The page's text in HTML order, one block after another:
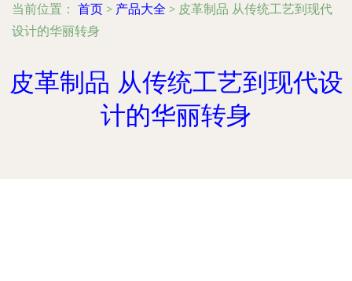
当前位置： 首页 > 产品大全 > 皮革制品 从传统工艺到现代
设计的华丽转身
皮革制品 从传统工艺到现代设
计的华丽转身